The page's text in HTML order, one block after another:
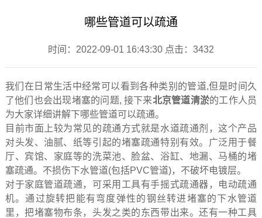
哪些管道可以疏通
时间：2022-09-01 16:43:30 点击：3432
我们在日常生活中经常可以看到各种类别的管道,但是时间久
了他们也会出现堵塞的问题, 接下来北京管道清淤的工作人员
为大家详细讲解下哪些管道可以疏通。
目前市面上较为常见的疏通方式就是水道疏通剂，这个产品
对头发、油腻、纸等引起的堵塞疏通特别有效。广泛用于餐
厅、宾馆、家庭等的洗菜池、脸盆、浴缸、地漏、马桶的堵
塞疏通。不损伤下水管道(包括PVC管道)，不破坏电镀层。
对于家庭管道疏通，可采用工具有手摇式疏通器，电动疏通
机。通过旋转把能有弯度弹性的钢丝转进堵塞的下水管道
里，把堵塞物布条，头发之类的东西带出来。还有一种工具